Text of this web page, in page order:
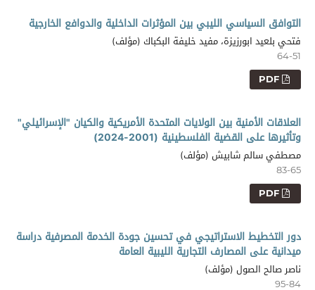
التوافق السياسي الليبي بين المؤثرات الداخلية والدوافع الخارجية
فتحي بلعيد ابورزيزة، مفيد خليفة البكباك (مؤلف)
64-51
PDF
العلاقات الأمنية بين الولايات المتحدة الأمريكية والكيان "الإسرائيلي"
وتأثيرها على القضية الفلسطينية (2001-2024)
مصطفي سالم شابيش (مؤلف)
83-65
PDF
دور التخطيط الاستراتيجي في تحسين جودة الخدمة المصرفية دراسة
ميدانية على المصارف التجارية الليبية العامة
ناصر صالح الصول (مؤلف)
95-84